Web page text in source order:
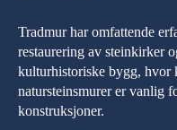
Tradmur har omfattende
restaurering av steinkirker
kulturhistoriske bygg, hvor
natursteinsmurer er vanlig
konstruksjoner.